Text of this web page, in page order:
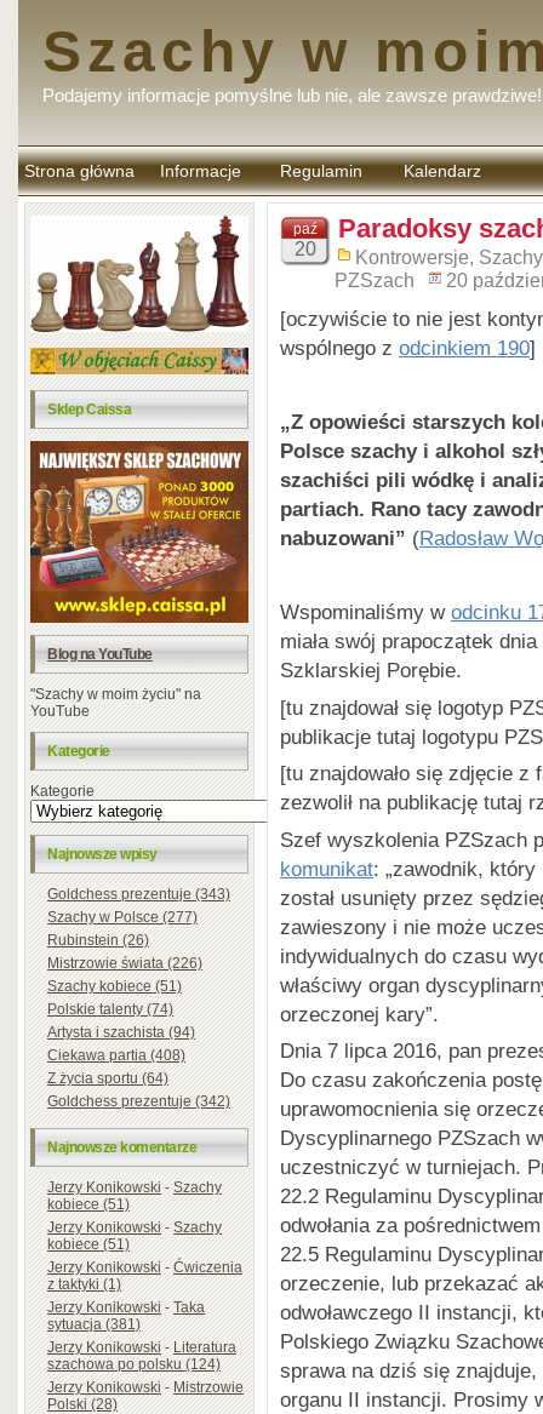
Szachy w
Podajemy informacje pomyślne lub nie, ale zawsze prawdziwe!
Strona główna Informacje Regulamin
komentarzy
Kalendarz
Sklep Caissa
Blog na YouTube
"Szachy w moim życiu" na
YouTube
Kategorie
Kategorie
Najnowsze wpisy
Goldchess prezentuje (343)
Szachy w Polsce (277)
Rubinstein (26)
Mistrzowie świata (226)
Szachy kobiece (51)
Polskie talenty (74)
Artysta i szachista (94)
Ciekawa partia (408)
Z życia sportu (64)
Goldchess prezentuje (342)
Najnowsze komentarze
Jerzy Konikowski-Szachy
kobiece (51)
Jerzy Konikowski-Szachy
kobiece (51)
Jerzy Konikowski-Ćwiczenia
z taktyki (1)
Jerzy Konikowski-Taka
sytuacja (381)
Jerzy Konikowski-Literatura
szachowa po polsku (124)
Jerzy Konikowski-Mistrzowie
Polski (28)
paź
20
Paradoksy
Kontrowersje,
PZSzach
20
[oczywiście to nie jest
wspólnego z odcinkiem 190]
„Z opowieści starszych
Polsce szachy i alkohol
szachiści pili wódkę i
partiach. Rano tacy
nabuzowani” (Radosław
Wspominaliśmy w odcinku
miała swój prapoczątek
Szklarskiej Porębie.
[tu znajdował się logotyp
publikacje tutaj logotypu
[tu znajdowało się zdjęcie z
zezwolił na publikację tutaj
Szef wyszkolenia PZSzach
komunikat: „zawodnik, który
został usunięty przez
zawieszony i nie może
indywidualnych do czasu
właściwy organ
orzeczonej kary”.
Dnia 7 lipca 2016, pan
Do czasu zakończenia
uprawomocnienia się
Dyscyplinarnego PZSzach
uczestniczyć w turniejach.
22.2 Regulaminu
odwołania za
22.5 Regulaminu
orzeczenie, lub przekazać
odwoławczego II instancji,
Polskiego Związku
sprawa na dziś się
organu II instancji. Prosimy